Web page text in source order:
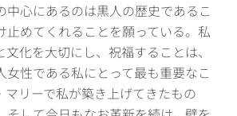
中心にあるのは黒人の歴史であるこ
止めてくれることを願っている。私
化を大切にし、祝福することは、
女性である私にとって最も重要なこ
マリーで私が築き上げてきたもの